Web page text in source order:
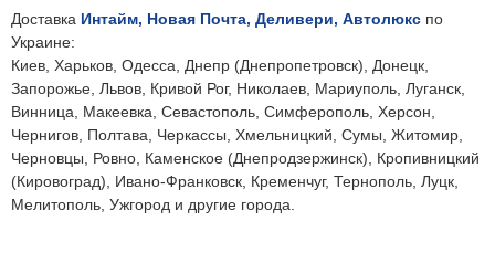
Доставка Интайм, Новая Почта, Деливери, Автолюкс по
Украине:
Киев, Харьков, Одесса, Днепр (Днепропетровск), Донецк,
Запорожье, Львов, Кривой Рог, Николаев, Мариуполь, Луганск,
Винница, Макеевка, Севастополь, Симферополь, Херсон,
Чернигов, Полтава, Черкассы, Хмельницкий, Сумы, Житомир,
Черновцы, Ровно, Каменское (Днепродзержинск), Кропивницкий
(Кировоград), Ивано-Франковск, Кременчуг, Тернополь, Луцк,
Мелитополь, Ужгород и другие города.